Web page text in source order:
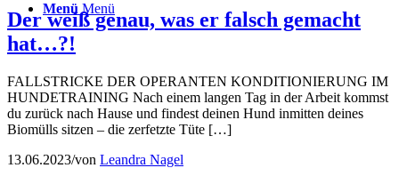
Menü Menü
Der weiß genau, was er falsch gemacht
hat…?!
FALLSTRICKE DER OPERANTEN KONDITIONIERUNG IM
HUNDETRAINING Nach einem langen Tag in der Arbeit kommst
du zurück nach Hause und findest deinen Hund inmitten deines
Biomülls sitzen – die zerfetzte Tüte […]
13.06.2023/von Leandra Nagel